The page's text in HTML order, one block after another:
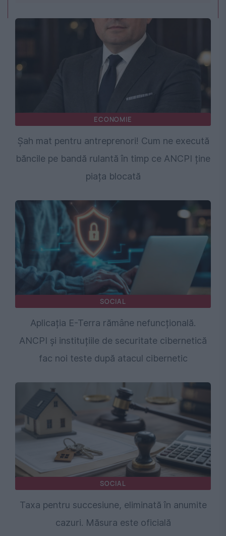
ECONOMIE
Șah mat pentru antreprenori! Cum ne execută
băncile pe bandă rulantă în timp ce ANCPI ține
piața blocată
SOCIAL
Aplicația E-Terra rămâne nefuncțională.
ANCPI și instituțiile de securitate cibernetică
fac noi teste după atacul cibernetic
SOCIAL
Taxa pentru succesiune, eliminată în anumite
cazuri. Măsura este oficială